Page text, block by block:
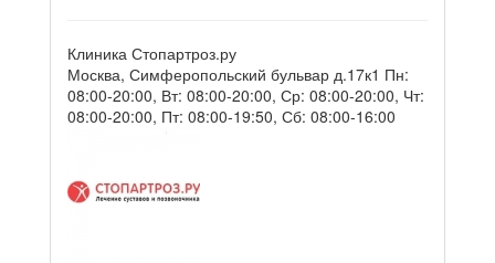
Клиника Стопартроз.ру
Москва, Симферопольский бульвар д.17к1 Пн:
08:00-20:00, Вт: 08:00-20:00, Ср: 08:00-20:00, Чт:
08:00-20:00, Пт: 08:00-19:50, Сб: 08:00-16:00